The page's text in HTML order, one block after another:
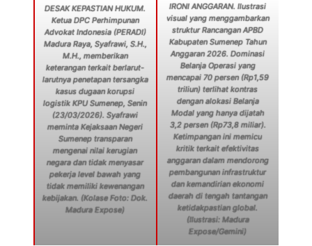
DESAK KEPASTIAN HUKUM.
Ketua DPC Perhimpunan
Advokat Indonesia (PERADI)
Madura Raya, Syafrawi, S.H.,
M.H., memberikan
keterangan terkait berlarut-
larutnya penetapan tersangka
kasus dugaan korupsi
logistik KPU Sumenep, Senin
(23/03/2026). Syafrawi
meminta Kejaksaan Negeri
Sumenep transparan
mengenai nilai kerugian
negara dan tidak menyasar
pekerja level bawah yang
tidak memiliki kewenangan
kebijakan. (Kolase Foto: Dok.
Madura Expose)
IRONI ANGGARAN. Ilustrasi
visual yang menggambarkan
struktur Rancangan APBD
Kabupaten Sumenep Tahun
Anggaran 2026. Dominasi
Belanja Operasi yang
mencapai 70 persen (Rp1,59
triliun) terlihat kontras
dengan alokasi Belanja
Modal yang hanya dijatah
3,2 persen (Rp73,8 miliar).
Ketimpangan ini memicu
kritik terkait efektivitas
anggaran dalam mendorong
pembangunan infrastruktur
dan kemandirian ekonomi
daerah di tengah tantangan
ketidakpastian global.
(Ilustrasi: Madura
Expose/Gemini)